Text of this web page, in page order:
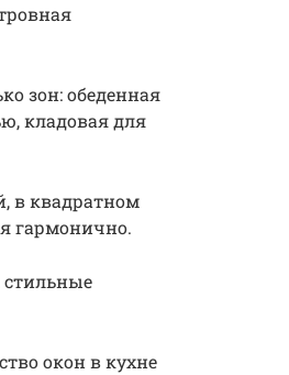
зон: обеденная
кладовая для
в квадратном
гармонично.
окон в кухне